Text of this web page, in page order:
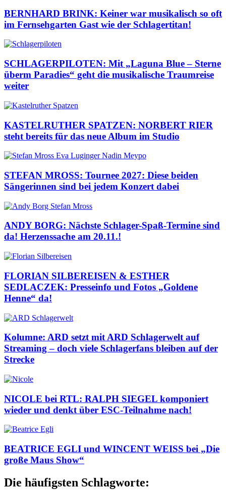
BERNHARD BRINK: Keiner war musikalisch so oft
im Fernsehgarten Gast wie der Schlagertitan!
SCHLAGERPILOTEN: Mit „Laguna Blue – Sterne
überm Paradies“ geht die musikalische Traumreise
weiter
KASTELRUTHER SPATZEN: NORBERT RIER
steht bereits für das neue Album im Studio
STEFAN MROSS: Tournee 2027: Diese beiden
Sängerinnen sind bei jedem Konzert dabei
ANDY BORG: Nächste Schlager-Spaß-Termine sind
da! Herzenssache am 20.11.!
FLORIAN SILBEREISEN & ESTHER
SEDLACZEK: Presseinfo und Fotos „Goldene
Henne“ da!
Kolumne: ARD setzt mit ARD Schlagerwelt auf
Streaming – doch viele Schlagerfans bleiben auf der
Strecke
NICOLE bei RTL: RALPH SIEGEL komponiert
wieder und denkt über ESC-Teilnahme nach!
BEATRICE EGLI und WINCENT WEISS bei „Die
große Maus Show“
Die häufigsten Schlagworte: